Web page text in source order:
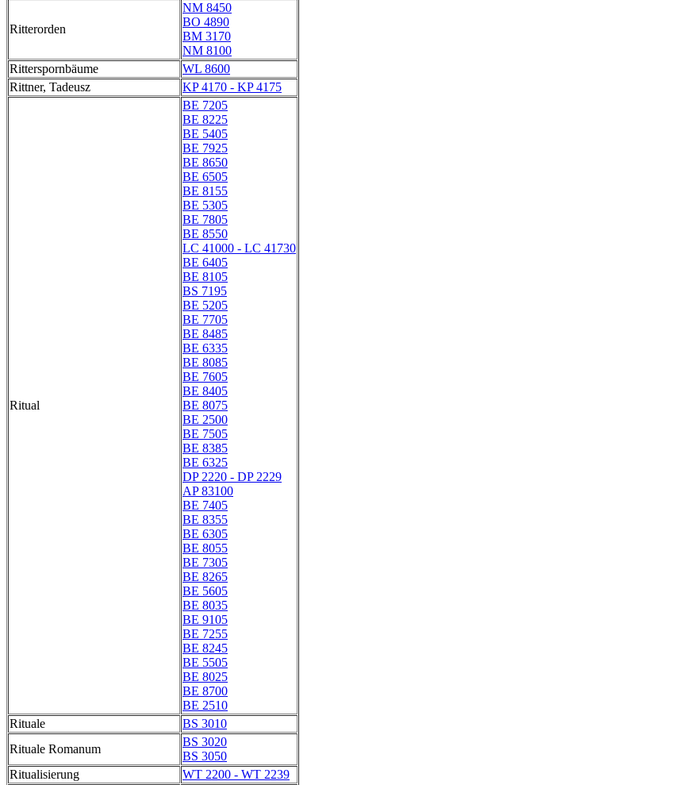
Ritterorden
NM 8450
BO 4890
BM 3170
NM 8100
Ritterspornbäume
WL 8600
Rittner, Tadeusz
KP 4170 - KP 4175
Ritual
BE 7205
BE 8225
BE 5405
BE 7925
BE 8650
BE 6505
BE 8155
BE 5305
BE 7805
BE 8550
LC 41000 - LC 41730
BE 6405
BE 8105
BS 7195
BE 5205
BE 7705
BE 8485
BE 6335
BE 8085
BE 7605
BE 8405
BE 8075
BE 2500
BE 7505
BE 8385
BE 6325
DP 2220 - DP 2229
AP 83100
BE 7405
BE 8355
BE 6305
BE 8055
BE 7305
BE 8265
BE 5605
BE 8035
BE 9105
BE 7255
BE 8245
BE 5505
BE 8025
BE 8700
BE 2510
Rituale
BS 3010
Rituale Romanum
BS 3020
BS 3050
Ritualisierung
WT 2200 - WT 2239